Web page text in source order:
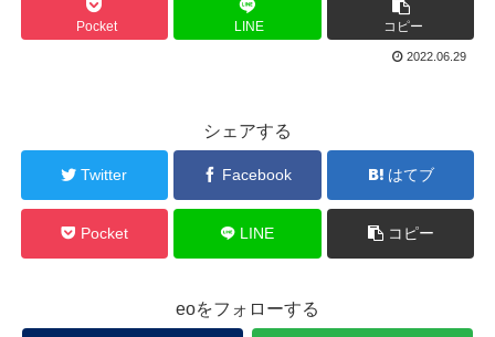
Pocket LINE コピー
2022.06.29
シェアする
Twitter Facebook はてブ
Pocket LINE コピー
eoをフォローする